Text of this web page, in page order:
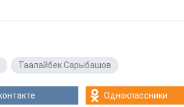
Таалайбек Сарыбашов
Одноклассники